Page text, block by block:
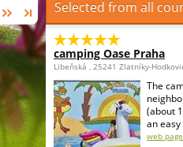
Selected from all
camping Oase Praha
Libeňská , 25241 Zlatníky-
The
(about
an
web